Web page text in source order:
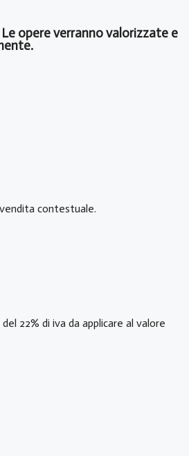
opere verranno valorizzate e
contestuale.
22% di iva da applicare al valore